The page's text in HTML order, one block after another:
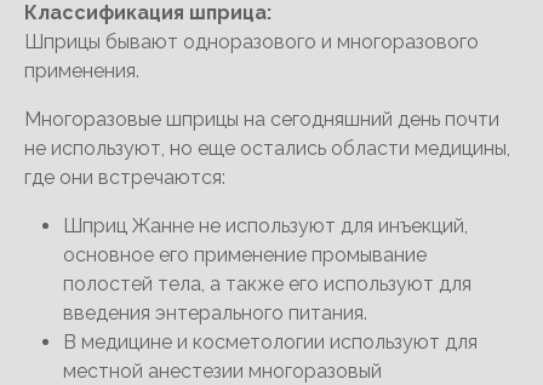
Классификация шприца:
Шприцы бывают одноразового и многоразового
применения.
Многоразовые шприцы на сегодняшний день почти
не используют, но еще остались области медицины,
где они встречаются:
Шприц Жанне не используют для инъекций,
основное его применение промывание
полостей тела, а также его используют для
введения энтерального питания.
В медицине и косметологии используют для
местной анестезии многоразовый